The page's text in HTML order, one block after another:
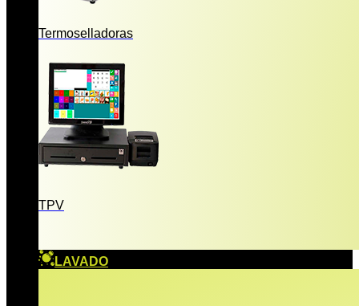
Termoselladoras
TPV
LAVADO